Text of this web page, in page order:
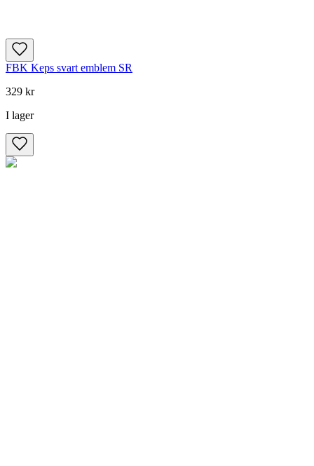
FBK Keps svart emblem SR
329 kr
I lager